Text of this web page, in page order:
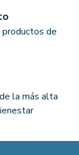
de
la más alta